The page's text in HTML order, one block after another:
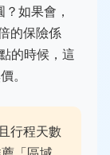
如果會，
的保險係
的時候，這
。
行程天數